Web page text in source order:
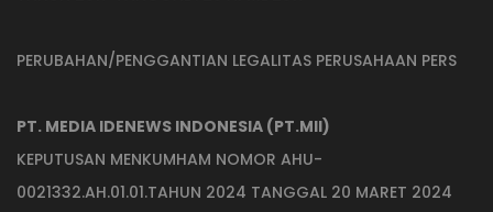
PERUBAHAN/PENGGANTIAN LEGALITAS PERUSAHAAN PERS
PT. MEDIA IDENEWS INDONESIA (PT.MII)
KEPUTUSAN MENKUMHAM NOMOR AHU-
0021332.AH.01.01.TAHUN 2024 TANGGAL 20 MARET 2024